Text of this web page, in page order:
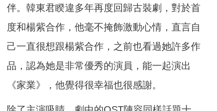
伴。韓東君睽違多年再度回歸古裝劇，對於首
度和楊紫合作，他毫不掩飾激動心情，直言自
己一直很想跟楊紫合作，之前也看過她許多作
品，認為她是非常優秀的演員，能一起演出
《家業》，他覺得很幸福也很感謝。